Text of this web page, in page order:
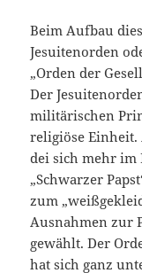
Beim Aufbau
Jesuitenorden
„Orden der
Der
militärischen
religiöse Einheit.
dei sich mehr
„Schwarzer
zum
Ausnahmen zur
gewählt. Der
hat sich ganz